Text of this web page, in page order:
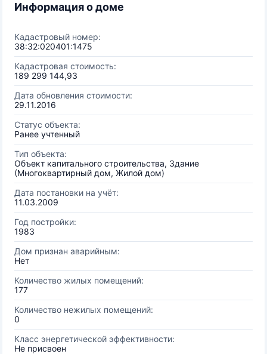
Информация о доме
Кадастровый номер:
38:32:020401:1475
Кадастровая стоимость:
189 299 144,93
Дата обновления стоимости:
29.11.2016
Статус объекта:
Ранее учтенный
Тип объекта:
Объект капитального строительства, Здание
(Многоквартирный дом, Жилой дом)
Дата постановки на учёт:
11.03.2009
Год постройки:
1983
Дом признан аварийным:
Нет
Количество жилых помещений:
177
Количество нежилых помещений:
0
Класс энергетической эффективности:
Не присвоен